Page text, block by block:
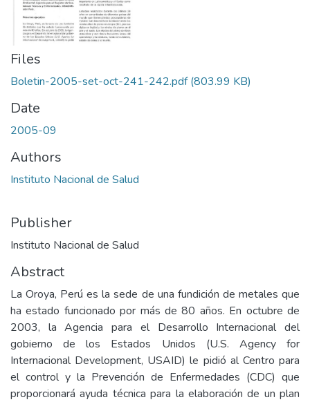
Files
Boletin-2005-set-oct-241-242.pdf(803.99 KB)
Date
2005-09
Authors
Instituto Nacional de Salud
Publisher
Instituto Nacional de Salud
Abstract
La Oroya, Perú es la sede de una fundición de metales que
ha estado funcionado por más de 80 años. En octubre de
2003, la Agencia para el Desarrollo Internacional del
gobierno de los Estados Unidos (U.S. Agency for
Internacional Development, USAID) le pidió al Centro para
el control y la Prevención de Enfermedades (CDC) que
proporcionará ayuda técnica para la elaboración de un plan